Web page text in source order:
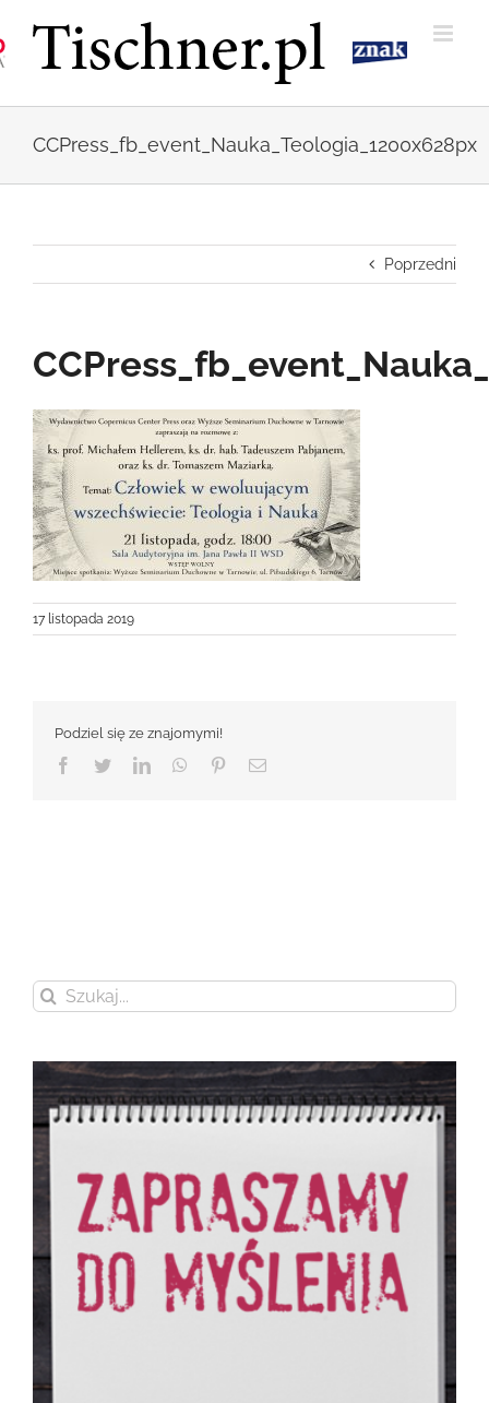
zawartości
CCPress_fb_event_Nauka_Teologia_1200x628px
Poprzedni
17 listopada 2019
Podziel się ze znajomymi!
Facebook
TwitterLinkedInWhatsApp
PinterestEmail
Szukaj